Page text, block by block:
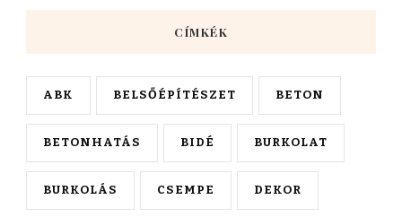
CÍMKÉK
ABK BELSŐÉPÍTÉSZET BETON
BETONHATÁS BIDÉ BURKOLAT
BURKOLÁS CSEMPE DEKOR